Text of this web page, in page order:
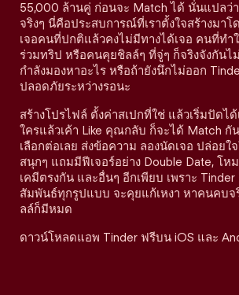
55,000 ล้านคู่ ก่อนจะ Match ได้ นั่นแปลว่
จริงๆ นี่คือประสบการณ์ที่เราตั้งใจสร้างมา
เจอคนที่ปกติแล้วคงไม่มีทางได้เจอ คนที่ทำ
ร่วมทริป หรือคนคุยชิลล์ๆ ที่จู่ๆ ก็จริงจังกันไ
กำลังมองหาอะไร หรือถ้ายังนึกไม่ออก
ปลอดภัยระหว่างรอนะ
สร้างโปรไฟล์ ตั้งค่าสเปกที่ใช่ แล้วเริ่มปัดไ
ใครแล้วเค้า Like คุณกลับ ก็จะได้ Match
เลือกต่อเลย ส่งข้อความ ลองนัดเจอ ปล่อยใจ
สนุกๆ แถมมีฟีเจอร์อย่าง Double Date, โหม
เคมีตรงกัน และอื่นๆ อีกเพียบ เพราะ Tinder
สัมพันธ์ทุกรูปแบบ จะคุยแก้เหงา หาคนคบจ
ลล์ก็มีหมด
ดาวน์โหลดแอพ Tinder ฟรีบน iOS และ